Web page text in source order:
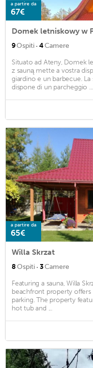
a partire da
67€
9Ospiti · 4Camere
Situato ad Ateny, Domek
z sauną mette a vostra
giardino e un barbecue.
dispone di un parcheggio ...
a partire da
65€
Willa Skrzat
8Ospiti · 3Camere
Featuring a sauna, Willa
beachfront property offers
parking. The property
hot tub and ...